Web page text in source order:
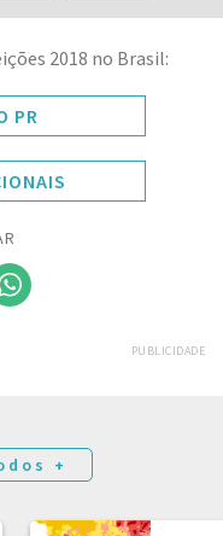
2018 no Brasil:
PR
PUBLICIDADE
+